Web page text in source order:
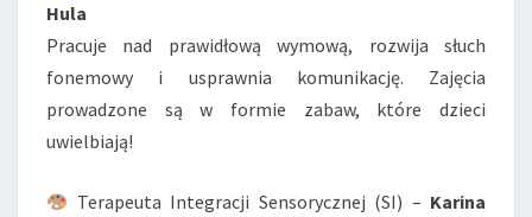
Hula
Pracuje nad prawidłową wymową, rozwija słuch
fonemowy i usprawnia komunikację. Zajęcia
prowadzone są w formie zabaw, które dzieci
uwielbiają!
Terapeuta Integracji Sensorycznej (SI) – Karina